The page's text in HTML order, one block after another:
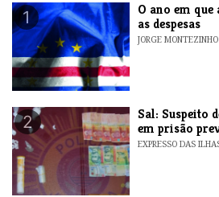
1
O ano em que
as despesas
JORGE MONTEZINHO
2
​Sal: Suspeito
em prisão
EXPRESSO DAS